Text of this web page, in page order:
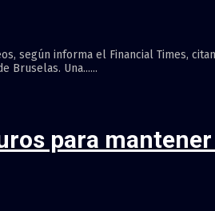
según informa el Financial Times,
Bruselas. Una......
para